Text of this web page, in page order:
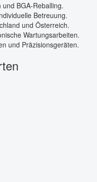
BGA-Reballing.
Betreuung.
und Österreich.
Wartungsarbeiten.
und Präzisionsgeräten.